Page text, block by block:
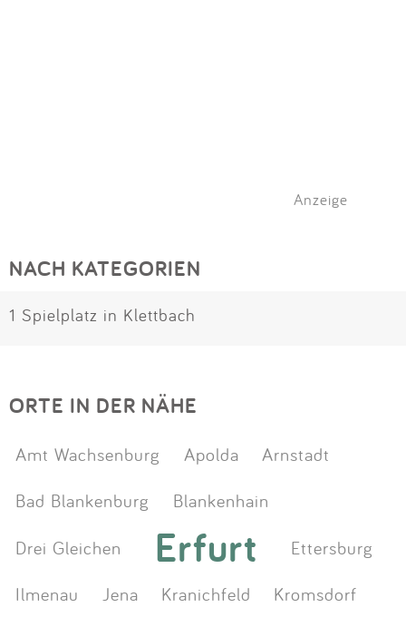
Anzeige
NACH KATEGORIEN
1 Spielplatz in Klettbach
ORTE IN DER NÄHE
Amt Wachsenburg Apolda
Arnstadt
Bad Blankenburg
Blankenhain
Drei Gleichen
Erfurt
Ettersburg
Ilmenau
Jena Kranichfeld
Kromsdorf